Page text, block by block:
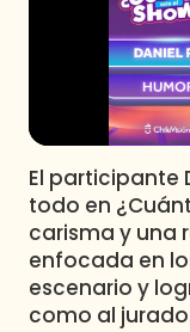
El participante
todo en
carisma y una
enfocada en
escenario y
como al
Contigo en
Plan Perfecto
El Tiempo
Sabingo
Todos Los